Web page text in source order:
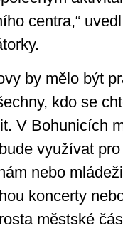
centra,“
by mělo být
kdo se
V Bohunicích
využívat
nebo
koncerty
městské